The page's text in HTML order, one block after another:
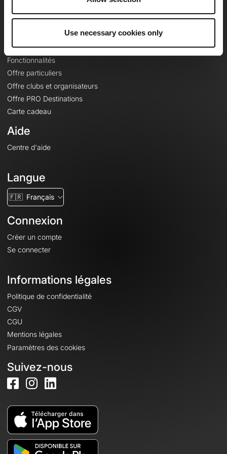
Use necessary cookies only
Le Mag'
Fonds de cartes topographiques
Fonctionnalités
Offre particuliers
Offre clubs et organisateurs
Offre PRO Destinations
Carte cadeau
Aide
Centre d'aide
Langue
🇫🇷 Français
Connexion
Créer un compte
Se connecter
Informations légales
Politique de confidentialité
CGV
CGU
Mentions légales
Paramètres des cookies
Suivez-nous